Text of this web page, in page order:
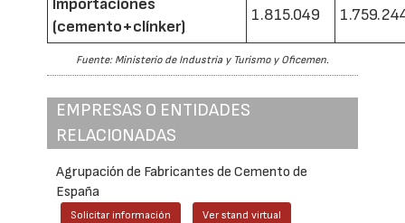
Importaciones
(cemento+clínker)
1.815.049
Fuente: Ministerio de Industria y Turismo y Oficemen.
EMPRESAS O ENTIDADES
RELACIONADAS
Agrupación de Fabricantes de Cemento de
España
Solicitar información Ver stand virtual